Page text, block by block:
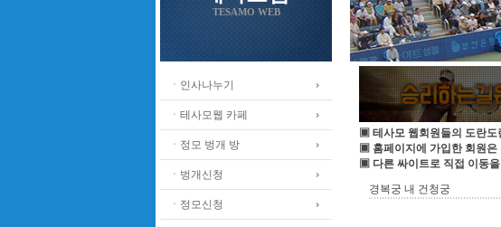
TESAMO WEB
ㆍ인사나누기
ㆍ테사모웹 카페
ㆍ정모 벙개 방
ㆍ벙개신청
ㆍ정모신청
▣ 테사모 웹회원들의 도란도
▣ 홈페이지에 가입한 회원은
▣ 다른 싸이트로 직접 이동
경복궁 내 건청궁